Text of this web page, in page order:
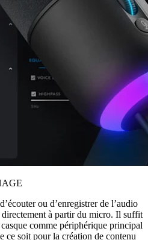
ou d’enregistrer de l’audio
à partir du micro. Il suffit
comme périphérique principal
ce soit pour la création de contenu